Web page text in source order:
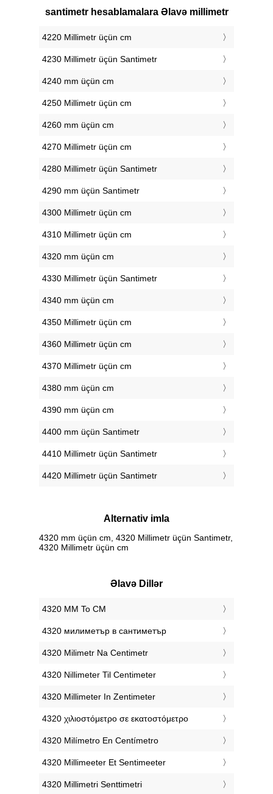
santimetr hesablamalara Əlavə millimetr
4220 Millimetr üçün cm
4230 Millimetr üçün Santimetr
4240 mm üçün cm
4250 Millimetr üçün cm
4260 mm üçün cm
4270 Millimetr üçün cm
4280 Millimetr üçün Santimetr
4290 mm üçün Santimetr
4300 Millimetr üçün cm
4310 Millimetr üçün cm
4320 mm üçün cm
4330 Millimetr üçün Santimetr
4340 mm üçün cm
4350 Millimetr üçün cm
4360 Millimetr üçün cm
4370 Millimetr üçün cm
4380 mm üçün cm
4390 mm üçün cm
4400 mm üçün Santimetr
4410 Millimetr üçün Santimetr
4420 Millimetr üçün Santimetr
Alternativ imla
4320 mm üçün cm, 4320 Millimetr üçün Santimetr,
4320 Millimetr üçün cm
Əlavə Dillər
‎4320 MM To CM
‎4320 милиметър в сантиметър
‎4320 Milimetr Na Centimetr
‎4320 Nillimeter Til Centimeter
‎4320 Millimeter In Zentimeter
‎4320 χιλιοστόμετρο σε εκατοστόμετρο
‎4320 Milímetro En Centímetro
‎4320 Millimeeter Et Sentimeeter
‎4320 Millimetri Senttimetri